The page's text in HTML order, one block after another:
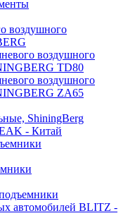
воздушного
воздушного
TD80
воздушного
ZA65
ShiningBerg
- Китай
автомобилей BLITZ -